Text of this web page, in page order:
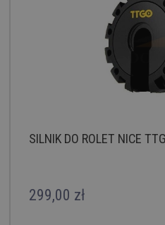
SILNIK DO ROLET NICE
299,00 zł